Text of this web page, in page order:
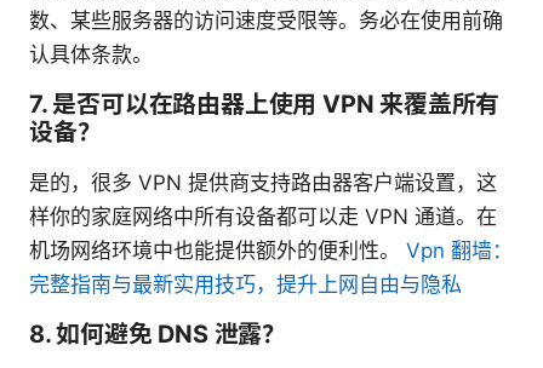
数、某些服务器的访问速度受限等。务必在使用前确
认具体条款。
7. 是否可以在路由器上使用 VPN 来覆盖所有
设备？
是的，很多 VPN 提供商支持路由器客户端设置，这
样你的家庭网络中所有设备都可以走 VPN 通道。在
机场网络环境中也能提供额外的便利性。 Vpn 翻墙：
完整指南与最新实用技巧，提升上网自由与隐私
8. 如何避免 DNS 泄露？